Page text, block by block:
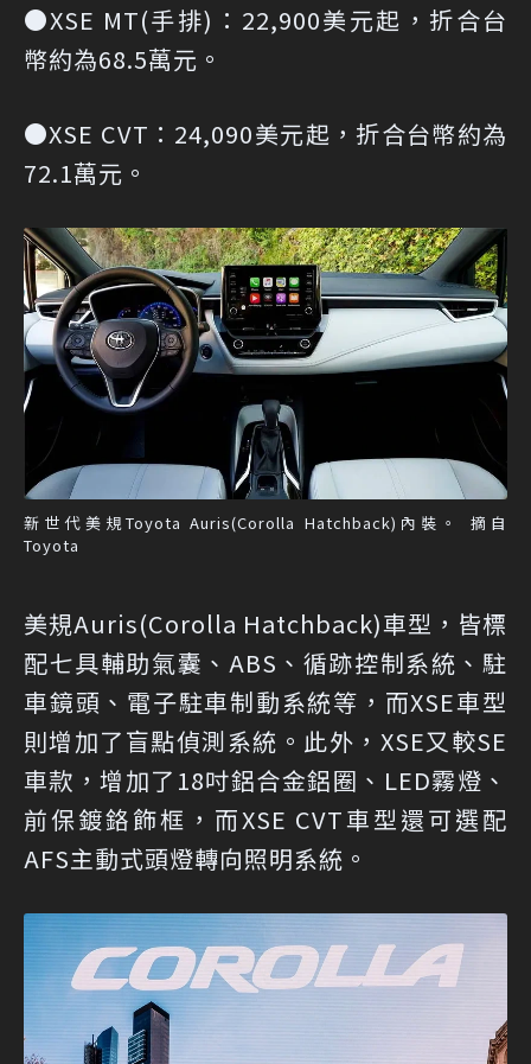
●XSE MT(手排)：22,900美元起，折合台
幣約為68.5萬元。
●XSE CVT：24,090美元起，折合台幣約為
72.1萬元。
新世代美規Toyota Auris(Corolla Hatchback)內裝。 摘自
Toyota
美規Auris(Corolla Hatchback)車型，皆標
配七具輔助氣囊、ABS、循跡控制系統、駐
車鏡頭、電子駐車制動系統等，而XSE車型
則增加了盲點偵測系統。此外，XSE又較SE
車款，增加了18吋鋁合金鋁圈、LED霧燈、
前保鍍鉻飾框，而XSE CVT車型還可選配
AFS主動式頭燈轉向照明系統。